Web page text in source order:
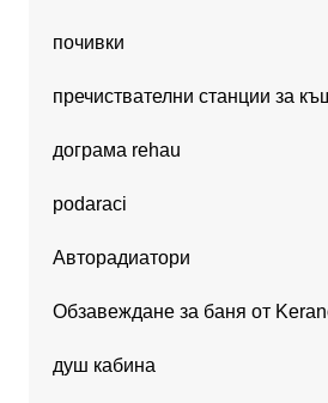
почивки
пречиствателни станции за
дограма rehau
podaraci
Авторадиатори
Обзавеждане за баня от
душ кабина